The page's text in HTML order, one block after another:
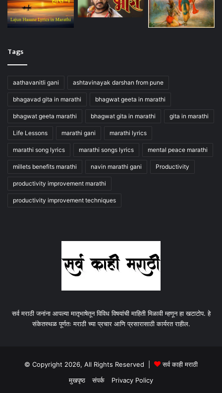
Tags
aathavanitli gani ashtavinayak darshan from pune
bhagavad gita in marathi bhagwat geeta in marathi
bhagwat geeta marathi bhagwat gita in marathi gita in marathi
Life Lessons marathi gani marathi lyrics
marathi song lyrics marathi songs lyrics mental peace marathi
millets benefits marathi navin marathi gani Productivity
productivity improvement marathi
productivity improvement techniques
सर्व मराठी जनांना आपल्या मातृभाषेतून विविध विषयांची माहिती मिळावी म्हणून हा खटाटोप. हे
संकेतस्थळ पूर्णतः मराठी च्या प्रचार आणि प्रसारासाठी कार्यरत राहील.
© Copyright 2026, All Rights Reserved |
सर्व काही मराठी
मुखपृष्ठ
संपर्क Privacy Policy